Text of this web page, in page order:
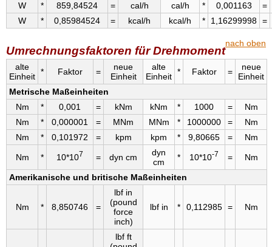
W
* 859,84524 = cal/h cal/h * 0,001163
=
W
* 0,85984524 = kcal/h kcal/h * 1,16299998 =
nach oben
Umrechnungsfaktoren für Drehmoment
alte
Einheit * Faktor =
neue
Einheit
alte
Einheit * Faktor =
neue
Einheit
Metrische Maßeinheiten
Nm
* 0,001 = kNm kNm * 1000 =
Nm
Nm
* 0,000001 = MNm MNm * 1000000 =
Nm
Nm
* 0,101972 = kpm kpm * 9,80665 = Nm
Nm * 10*107 = dyn cm
dyn
cm
* 10*10-7 = Nm
Amerikanische und britische Maßeinheiten
Nm * 8,850746 =
lbf in
(pound
force
inch)
lbf in * 0,112985 = Nm
lbf ft